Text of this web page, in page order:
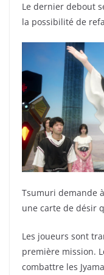
Le dernier debout
la possibilité de
Tsumuri demande
une carte de désir
Les joueurs sont
première mission.
combattre les